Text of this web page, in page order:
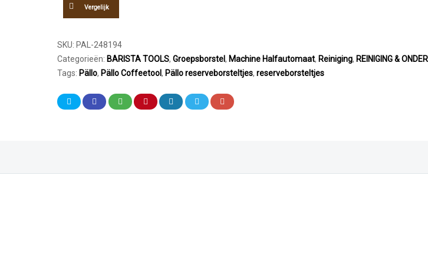
Vergelijk
SKU: PAL-248194
Categorieën: BARISTA TOOLS, Groepsborstel, Machine Halfautomaat, Reiniging, REINIGING &
Tags: Pällo, Pällo Coffeetool, Pällo reserveborsteltjes, reserveborsteltjes